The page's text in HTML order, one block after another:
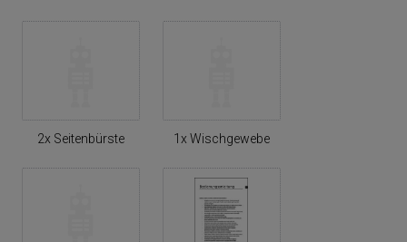
2x Seitenbürste 1x Wischgewebe